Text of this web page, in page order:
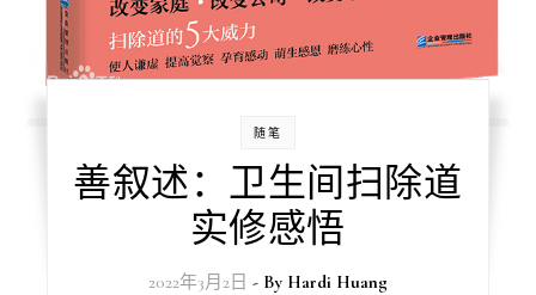
随笔
善叙述：卫生间扫除道
实修感悟
2022年3月2日 - By Hardi Huang